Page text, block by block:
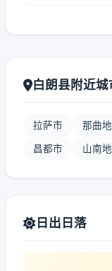
白朗县附近城
拉萨市 那曲
昌都市 山南
日出日落